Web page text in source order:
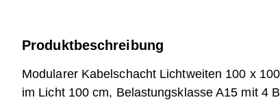
Produktbeschreibung
Modularer Kabelschacht Lichtweiten 100 x
im Licht 100 cm, Belastungsklasse A15 mit 4